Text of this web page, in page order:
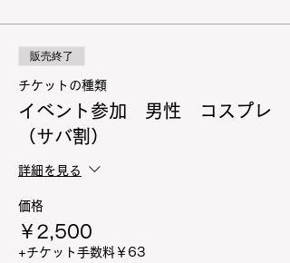
販売終了
チケットの種類
イベント参加 男性 コスプレ
（サバ割）
詳細を見る
価格
￥2,500
+チケット手数料￥63